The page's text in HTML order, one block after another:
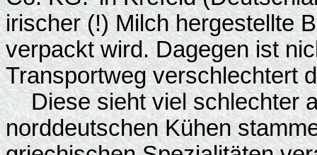
irischer (!) Milch hergestellte
verpackt wird. Dagegen ist
Transportweg verschlechtert
Diese sieht viel schlechter
norddeutschen Kühen